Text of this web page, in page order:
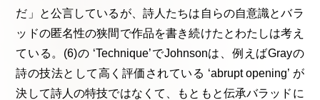
だ」と公言しているが、詩人たちは自らの自意識とバラ
ッドの匿名性の狭間で作品を書き続けたとわたしは考え
ている。(6)の ‘Technique’でJohnsonは、例えばGrayの
詩の技法として高く評価されている ‘abrupt opening’ が
決して詩人の特技ではなくて、もともと伝承バラッドに